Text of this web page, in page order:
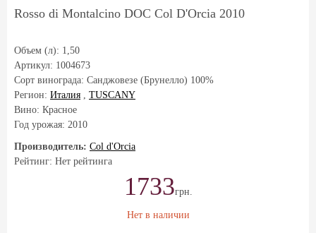
Rosso di Montalcino DOC Col D'Orcia 2010
Объем (л): 1,50
Артикул: 1004673
Сорт винограда: Санджовезе (Брунелло) 100%
Регион: Италия , TUSCANY
Вино: Красное
Год урожая: 2010
Производитель: Col d'Orcia
Рейтинг: Нет рейтинга
1733грн.
Нет в наличии